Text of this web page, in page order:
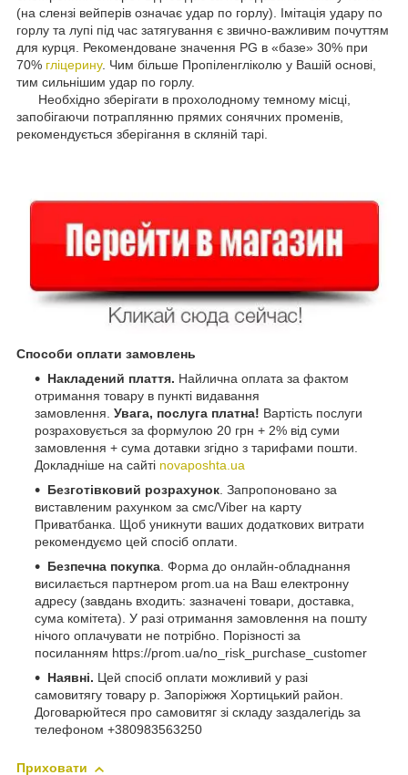
(на слензі вейперів означає удар по горлу). Імітація удару по
горлу та лупі під час затягування є звично-важливим почуттям
для курця. Рекомендоване значення PG в «базе» 30% при
70% гліцерину. Чим більше Пропіленгліколю у Вашій основі,
тим сильнішим удар по горлу.
Необхідно зберігати в прохолодному темному місці,
запобігаючи потраплянню прямих сонячних променів,
рекомендується зберігання в скляній тарі.
Способи оплати замовлень
Накладений плаття. Найлична оплата за фактом
отримання товару в пункті видавання
замовлення. Увага, послуга платна! Вартість послуги
розраховується за формулою 20 грн + 2% від суми
замовлення + сума дотавки згідно з тарифами пошти.
Докладніше на сайті novaposhta.ua
Безготівковий розрахунок. Запропоновано за
виставленим рахунком за смс/Viber на карту
Приватбанка. Щоб уникнути ваших додаткових витрати
рекомендуємо цей спосіб оплати.
Безпечна покупка. Форма до онлайн-обладнання
висилається партнером prom.ua на Ваш електронну
адресу (завдань входить: зазначені товари, доставка,
сума комітета). У разі отримання замовлення на пошту
нічого оплачувати не потрібно. Порізності за
посиланням https://prom.ua/no_risk_purchase_customer
Наявні. Цей спосіб оплати можливий у разі
самовитягу товару р. Запоріжжя Хортицький район.
Договарюйтеся про самовитяг зі складу заздалегідь за
телефоном +380983563250
Приховати